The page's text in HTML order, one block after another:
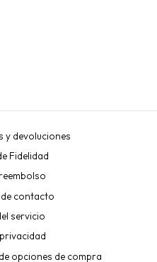
y devoluciones
Fidelidad
contacto
servicio
opciones de compra